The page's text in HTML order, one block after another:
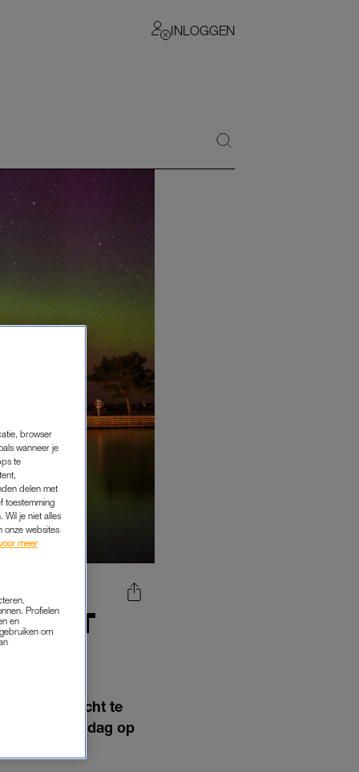
INLOGGEN
OP
noorderlicht te
van zondag op
browser
wanneer je
te
delen met
toestemming
Wil je niet alles
onze websites
meer
Profielen
en
om